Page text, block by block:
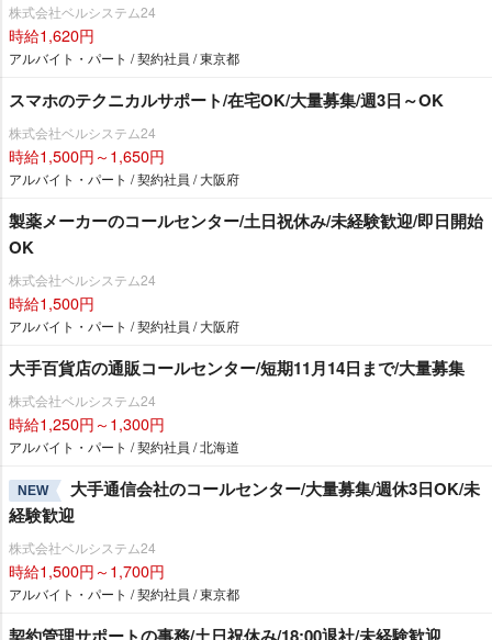
株式会社ベルシステム24
時給1,620円
アルバイト・パート / 契約社員 / 東京都
スマホのテクニカルサポート/在宅OK/大量募集/週3日～OK
株式会社ベルシステム24
時給1,500円～1,650円
アルバイト・パート / 契約社員 / 大阪府
製薬メーカーのコールセンター/土日祝休み/未経験歓迎/即日開始
OK
株式会社ベルシステム24
時給1,500円
アルバイト・パート / 契約社員 / 大阪府
大手百貨店の通販コールセンター/短期11月14日まで/大量募集
株式会社ベルシステム24
時給1,250円～1,300円
アルバイト・パート / 契約社員 / 北海道
NEW
大手通信会社のコールセンター/大量募集/週休3日OK/未
経験歓迎
株式会社ベルシステム24
時給1,500円～1,700円
アルバイト・パート / 契約社員 / 東京都